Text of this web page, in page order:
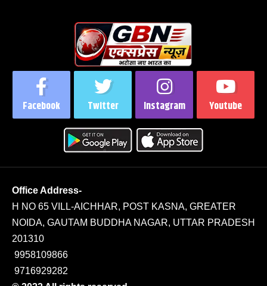
Office Address-
H NO 65 VILL-AICHHAR, POST KASNA, GREATER
NOIDA, GAUTAM BUDDHA NAGAR, UTTAR PRADESH
201310
9958109866
9716929282
Facebook Twitter Instagram Youtube